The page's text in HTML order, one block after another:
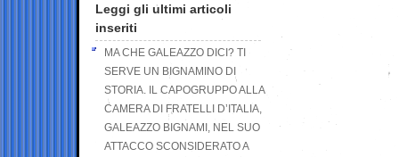
Leggi gli ultimi articoli
inseriti
MA CHE GALEAZZO DICI? TI
SERVE UN BIGNAMINO DI
STORIA. IL CAPOGRUPPO ALLA
CAMERA DI FRATELLI D’ITALIA,
GALEAZZO BIGNAMI, NEL SUO
ATTACCO SCONSIDERATO A